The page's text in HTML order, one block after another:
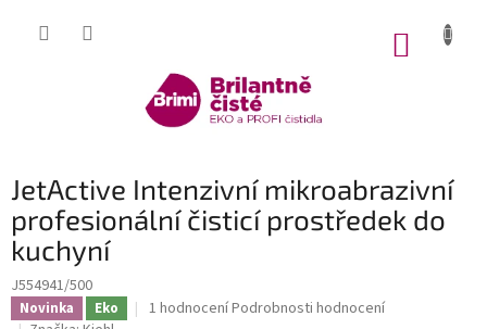
JetActive Intenzivní mikroabrazivní
profesionální čisticí prostředek do
kuchyní
J554941/500
Novinka Eko
Průměrné
1 hodnoceníPodrobnosti hodnocení